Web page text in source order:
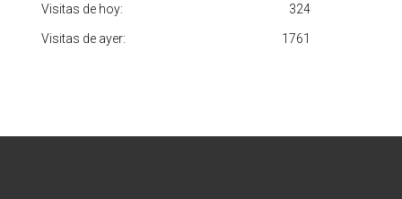
324
Visitas de hoy:
1761
Visitas de ayer: